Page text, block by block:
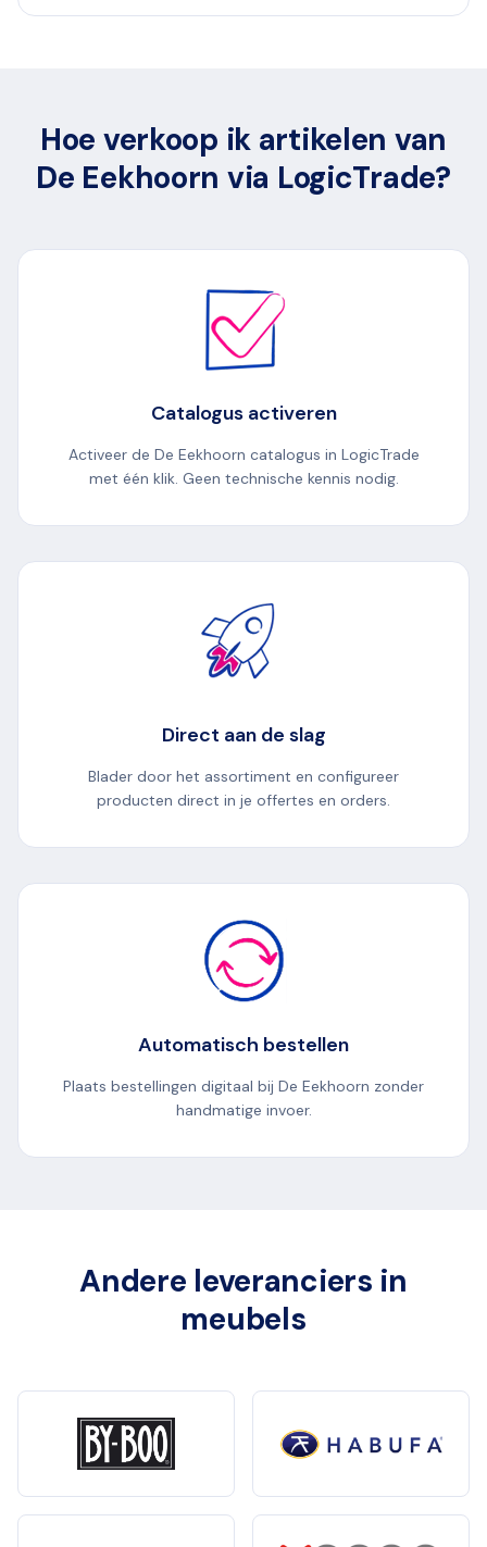
Hoe verkoop ik artikelen van
De Eekhoorn via LogicTrade?
Catalogus activeren
Activeer de De Eekhoorn catalogus in LogicTrade
met één klik. Geen technische kennis nodig.
Direct aan de slag
Blader door het assortiment en configureer
producten direct in je offertes en orders.
Automatisch bestellen
Plaats bestellingen digitaal bij De Eekhoorn zonder
handmatige invoer.
Andere leveranciers in
meubels